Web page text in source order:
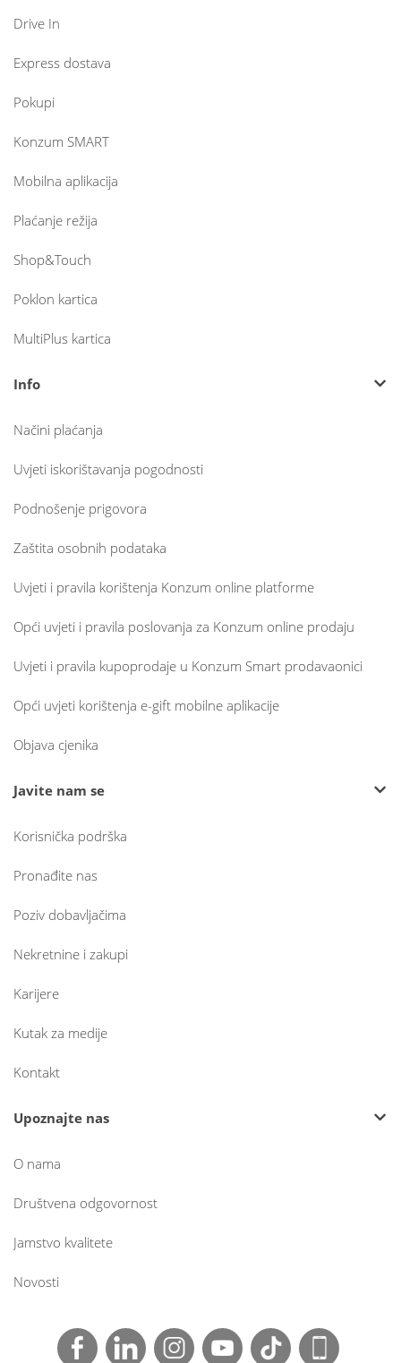
Drive In
Express dostava
Pokupi
Konzum SMART
Mobilna aplikacija
Plaćanje režija
Shop&Touch
Poklon kartica
MultiPlus kartica
Info
Načini plaćanja
Uvjeti iskorištavanja pogodnosti
Podnošenje prigovora
Zaštita osobnih podataka
Uvjeti i pravila korištenja Konzum online platforme
Opći uvjeti i pravila poslovanja za Konzum online prodaju
Uvjeti i pravila kupoprodaje u Konzum Smart prodavaonici
Opći uvjeti korištenja e-gift mobilne aplikacije
Objava cjenika
Javite nam se
Korisnička podrška
Pronađite nas
Poziv dobavljačima
Nekretnine i zakupi
Karijere
Kutak za medije
Kontakt
Upoznajte nas
O nama
Društvena odgovornost
Jamstvo kvalitete
Novosti